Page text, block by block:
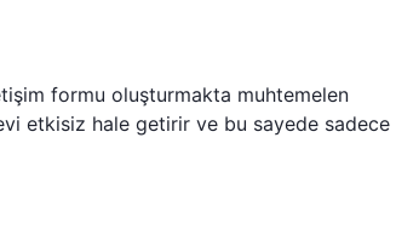
formu oluşturmakta muhtemelen
etkisiz hale getirir ve bu sayede sadece